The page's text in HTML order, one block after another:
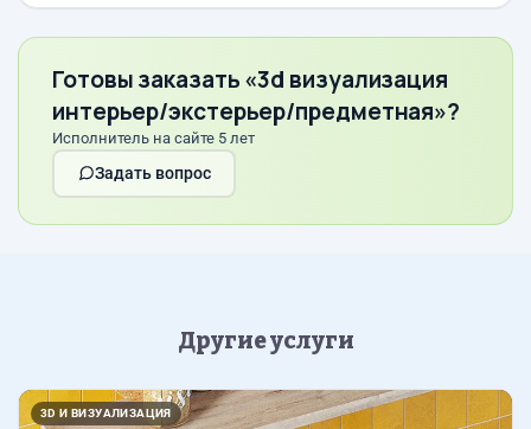
Готовы заказать «3d визуализация
интерьер/экстерьер/предметная»?
Исполнитель на сайте 5 лет
Задать вопрос
Другие услуги
3D И ВИЗУАЛИЗАЦИЯ
Назад